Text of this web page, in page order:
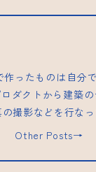
作ったものは自分
ダクトから建築
撮影などを行なっ
Other Posts→